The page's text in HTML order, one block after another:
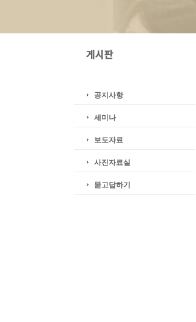
공지사항
세미나
보도자료
사진자료실
묻고답하기